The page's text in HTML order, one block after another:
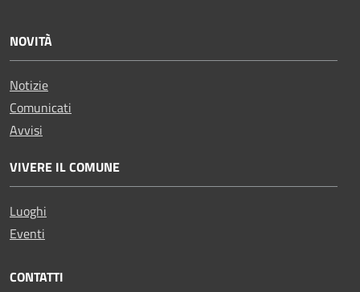
NOVITÀ
Notizie
Comunicati
Avvisi
VIVERE IL COMUNE
Luoghi
Eventi
CONTATTI